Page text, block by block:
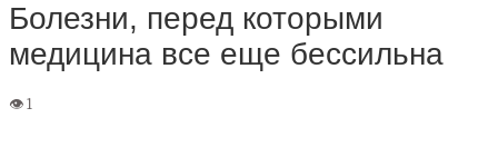
Болезни, перед которыми
медицина все еще бессильна